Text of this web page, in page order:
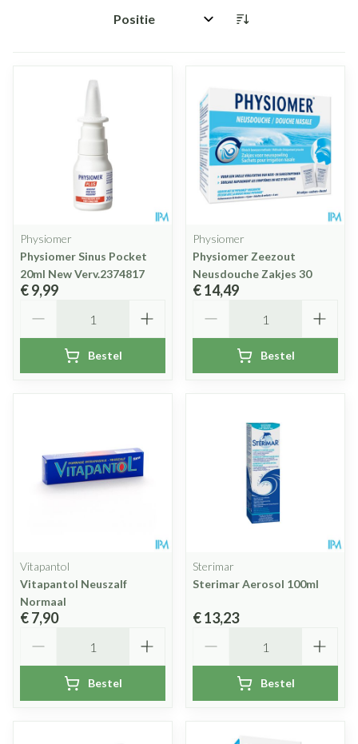
Sorteer op:
Physiomer
Physiomer Sinus Pocket
20ml New Verv.2374817
€ 9,99
Bestel
Physiomer
Physiomer Zeezout
Neusdouche Zakjes 30
€ 14,49
Bestel
Vitapantol
Vitapantol Neuszalf
Normaal
€ 7,90
Bestel
Sterimar
Sterimar Aerosol 100ml
€ 13,23
Bestel